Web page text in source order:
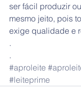
ser fácil produzir
mesmo jeito, pois
exige qualidade e
.
.
#aproleite
#leiteprime